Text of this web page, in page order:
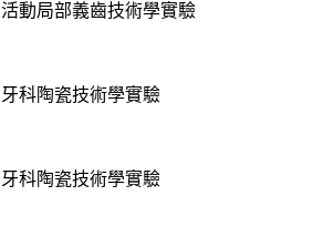
活動局部義齒技術學實驗
牙科陶瓷技術學實驗
牙科陶瓷技術學實驗